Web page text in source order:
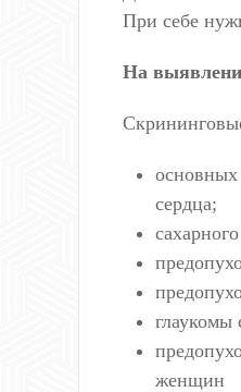
При себе
На
основных
сердца;
женщин